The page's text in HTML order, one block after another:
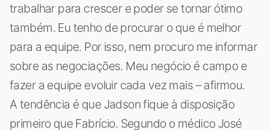
trabalhar para crescer e poder se tornar ótimo
também. Eu tenho de procurar o que é melhor
para a equipe. Por isso, nem procuro me informar
sobre as negociações. Meu negócio é campo e
fazer a equipe evoluir cada vez mais – afirmou.
A tendência é que Jadson fique à disposição
primeiro que Fabrício. Segundo o médico José